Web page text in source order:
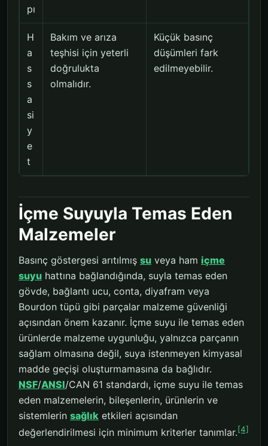
pı
H
a
s
s
a
si
y
e
t
Bakım ve arıza
teşhisi için yeterli
doğrulukta
olmalıdır.
Küçük basınç
düşümleri fark
edilmeyebilir.
İçme Suyuyla Temas Eden
Malzemeler
Basınç göstergesi arıtılmış su veya ham içme
suyu hattına bağlandığında, suyla temas eden
gövde, bağlantı ucu, conta, diyafram veya
Bourdon tüpü gibi parçalar malzeme güvenliği
açısından önem kazanır. İçme suyu ile temas eden
ürünlerde malzeme uygunluğu, yalnızca parçanın
sağlam olmasına değil, suya istenmeyen kimyasal
madde geçişi oluşturmamasına da bağlıdır.
NSF/ANSI/CAN 61 standardı, içme suyu ile temas
eden malzemelerin, bileşenlerin, ürünlerin ve
sistemlerin sağlık etkileri açısından
değerlendirilmesi için minimum kriterler tanımlar.[4]